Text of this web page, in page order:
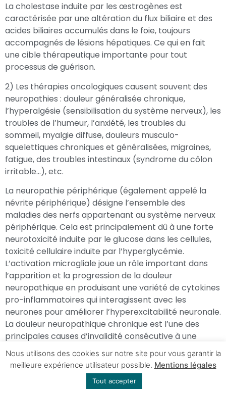
La cholestase induite par les œstrogènes est
caractérisée par une altération du flux biliaire et des
acides biliaires accumulés dans le foie, toujours
accompagnés de lésions hépatiques. Ce qui en fait
une cible thérapeutique importante pour tout
processus de guérison.
2) Les thérapies oncologiques causent souvent des
neuropathies : douleur généralisée chronique,
l’hyperalgésie (sensibilisation du système nerveux), les
troubles de l’humeur, l’anxiété, les troubles du
sommeil, myalgie diffuse, douleurs musculo-
squelettiques chroniques et généralisées, migraines,
fatigue, des troubles intestinaux (syndrome du côlon
irritable…), etc.
La neuropathie périphérique (également appelé la
névrite périphérique) désigne l’ensemble des
maladies des nerfs appartenant au système nerveux
périphérique. Cela est principalement dû à une forte
neurotoxicité induite par le glucose dans les cellules,
toxicité cellulaire induite par l’hyperglycémie.
L’activation microgliale joue un rôle important dans
l’apparition et la progression de la douleur
neuropathique en produisant une variété de cytokines
pro-inflammatoires qui interagissent avec les
neurones pour améliorer l’hyperexcitabilité neuronale.
La douleur neuropathique chronique est l’une des
principales causes d’invalidité consécutive à une
lésion de la moelle épinière.
3) Les symptômes précédemment cités sont souvent
associés à la fibromyalgie qui se définit par le
dysfonctionnement des circuits neurologiques, qui
Nous utilisons des cookies sur notre site pour vous garantir la
meilleure expérience utilisateur possible. Mentions légales
Tout accepter